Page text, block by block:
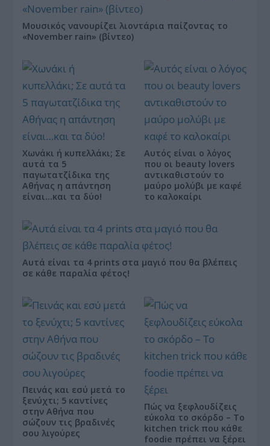
Μουσικός νανουρίζει λιοντάρια παίζοντας το
«November rain» (βίντεο)
Χωνάκι ή κυπελλάκι; Σε
αυτά τα 5
παγωτατζίδικα της
Αθήνας η απάντηση
είναι…και τα δύο!
Αυτός είναι ο λόγος
που οι beauty lovers
αντικαθιστούν το
μαύρο μολύβι με καφέ
το καλοκαίρι
Αυτά είναι τα 4 prints στα μαγιό που θα βλέπεις
σε κάθε παραλία φέτος!
Πεινάς και εσύ μετά το
ξενύχτι; 5 καντίνες
στην Αθήνα που
σώζουν τις βραδινές
σου λιγούρες
Πώς να ξεφλουδίζεις
εύκολα το σκόρδο – Το
kitchen trick που κάθε
foodie πρέπει να ξέρει